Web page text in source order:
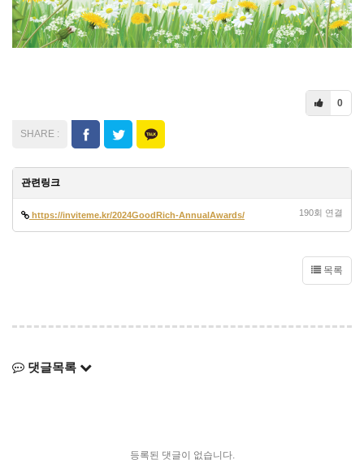
0
관련링크
https://inviteme.kr/2024GoodRich-AnnualAwards/ 190회 연결
목록
댓글목록
등록된 댓글이 없습니다.